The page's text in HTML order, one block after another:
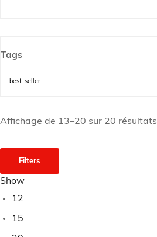
Tags
best-seller
Affichage de 13–20 sur 20 résultats
Filters
Show
12
15